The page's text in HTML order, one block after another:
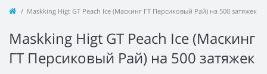
Maskking Higt GT Peach Ice (Маскинг ГТ Персиковый Рай) на 500 затяжек
Maskking Higt GT Peach Ice (Маскинг
ГТ Персиковый Рай) на 500 затяжек